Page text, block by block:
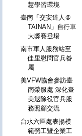
慧學習環境
臺南「交安達人＠
TAINAN」自行車
大獎賽登場
南市軍人服務站至
佳里慰問官兵眷
屬
美VFW協會參訪臺
南榮服處 深化臺
美退除役官兵服
務照顧交流
台水六區處表揚模
範勞工暨企業工